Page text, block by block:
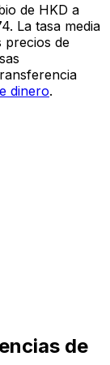
de HKD a
La tasa media
precios de
dinero.
de